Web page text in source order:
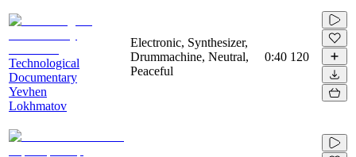
Technological
Documentary
Yevhen
Lokhmatov
Electronic, Synthesizer,
Drummachine, Neutral,
Peaceful
0:40 120